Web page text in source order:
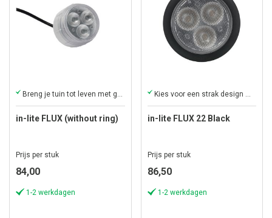
Breng je tuin tot leven met gerichte sfeerverlichting.
in-lite FLUX (without ring)
Prijs per stuk
84,00
1-2 werkdagen
Kies voor een strak design met duurzaam tuinlicht.
in-lite FLUX 22 Black
Prijs per stuk
86,50
1-2 werkdagen